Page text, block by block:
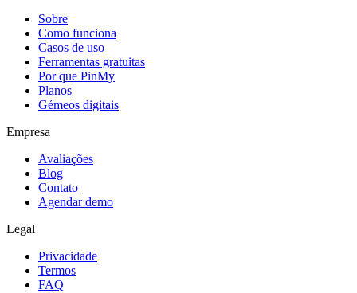
Sobre
Como funciona
Casos de uso
Ferramentas gratuitas
Por que PinMy
Planos
Gémeos digitais
Empresa
Avaliações
Blog
Contato
Agendar demo
Legal
Privacidade
Termos
FAQ